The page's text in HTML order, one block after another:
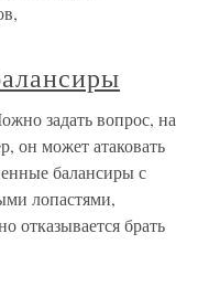
задать вопрос, на
он может атаковать
балансиры с
лопастями,
отказывается брать